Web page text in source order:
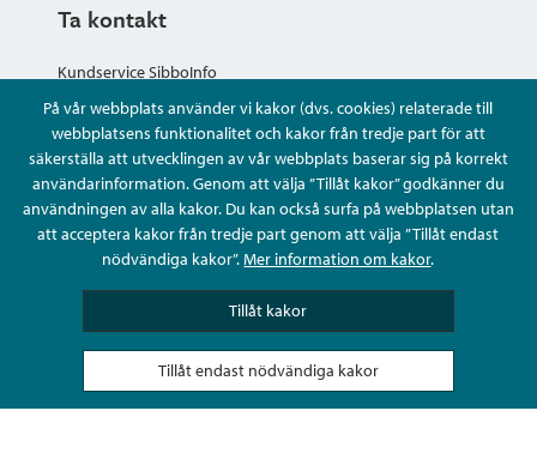
På vår webbplats använder vi kakor (dvs. cookies) relaterade till
webbplatsens funktionalitet och kakor från tredje part för att
säkerställa att utvecklingen av vår webbplats baserar sig på korrekt
användarinformation. Genom att välja ”Tillåt kakor” godkänner du
användningen av alla kakor. Du kan också surfa på webbplatsen utan
att acceptera kakor från tredje part genom att välja ”Tillåt endast
nödvändiga kakor”.Mer information om kakor.
Tillåt kakor
Tillåt endast nödvändiga kakor
Ta kontakt
Kundservice SibboInfo
Ge anonym respons
Ställ en fråga eller sköta ditt ärende
Kontaktuppgifter